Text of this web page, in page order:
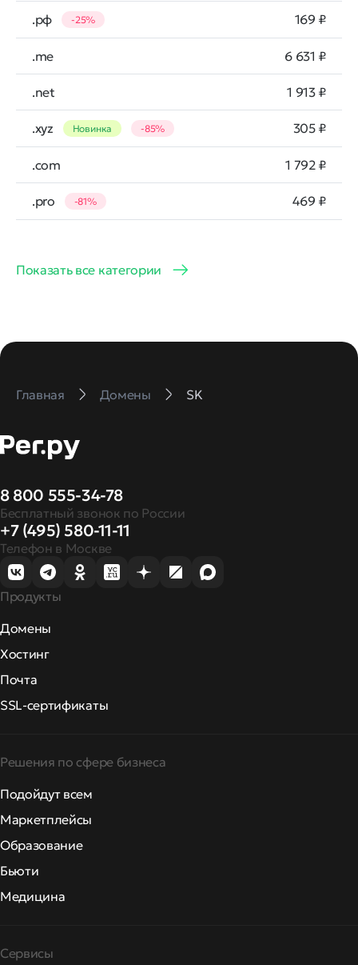
.рф -25% 169 ₽
.me 6 631 ₽
.net 1 913 ₽
.xyz Новинка -85% 305 ₽
.com 1 792 ₽
.pro -81% 469 ₽
Показать все категории
Главная Домены SK
8 800 555-34-78
Бесплатный звонок по России
+7 (495) 580-11-11
Телефон в Москве
Продукты
Домены
Хостинг
Почта
SSL-сертификаты
Решения по сфере бизнеса
Подойдут всем
Маркетплейсы
Образование
Бьюти
Медицина
Сервисы